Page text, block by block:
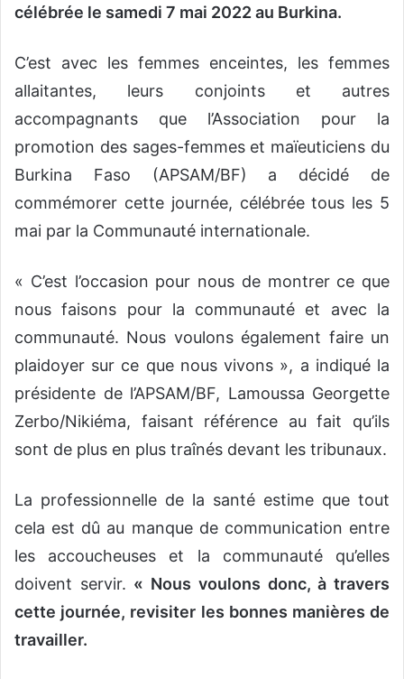
célébrée le samedi 7 mai 2022 au Burkina.
C’est avec les femmes enceintes, les femmes
allaitantes, leurs conjoints et autres
accompagnants que l’Association pour la
promotion des sages-femmes et maïeuticiens du
Burkina Faso (APSAM/BF) a décidé de
commémorer cette journée, célébrée tous les 5
mai par la Communauté internationale.
« C’est l’occasion pour nous de montrer ce que
nous faisons pour la communauté et avec la
communauté. Nous voulons également faire un
plaidoyer sur ce que nous vivons », a indiqué la
présidente de l’APSAM/BF, Lamoussa Georgette
Zerbo/Nikiéma, faisant référence au fait qu’ils
sont de plus en plus traînés devant les tribunaux.
La professionnelle de la santé estime que tout
cela est dû au manque de communication entre
les accoucheuses et la communauté qu’elles
doivent servir. « Nous voulons donc, à travers
cette journée, revisiter les bonnes manières de
travailler.